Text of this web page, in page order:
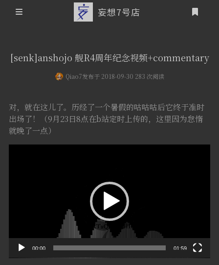
关于本站
个人介绍
妄想7号店
[senk]anshojo 舰R4周年纪念视频+commentary
Qiao7发布于 2018-09-30 283 次阅读
对，就在这儿了。历经了一个暑假的咕咕咕后它终于准时
出场了！（9月23日8点在b站定时上传的，这里因为怠惰
就晚了一点）
00:00 01:59